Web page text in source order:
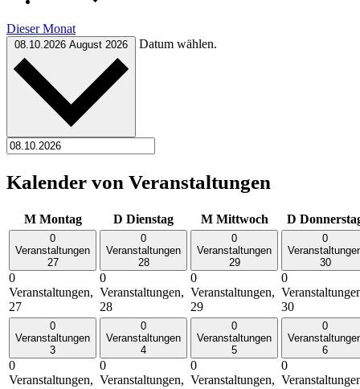
Dieser Monat
08.10.2026 August 2026 Datum wählen.
Kalender von Veranstaltungen
M Montag D Dienstag M Mittwoch D
0
Veranstaltungen
27
0
Veranstaltungen,
27
0
Veranstaltungen
28
0
Veranstaltungen,
28
0
Veranstaltungen
29
0
Veranstaltungen,
29
0
30
0
30
0
Veranstaltungen
3
0
Veranstaltungen,
0
Veranstaltungen
4
0
Veranstaltungen,
0
Veranstaltungen
5
0
Veranstaltungen,
0
6
0